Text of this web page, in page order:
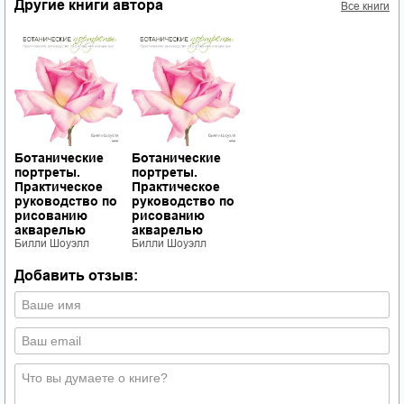
Другие книги автора Все книги
Ботанические
портреты.
Практическое
руководство по
рисованию
акварелью
Билли Шоуэлл
Ботанические
портреты.
Практическое
руководство по
рисованию
акварелью
Билли Шоуэлл
Добавить отзыв: